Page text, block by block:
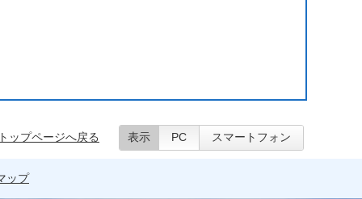
トップページへ戻る 表示 PC スマートフォン
ップ